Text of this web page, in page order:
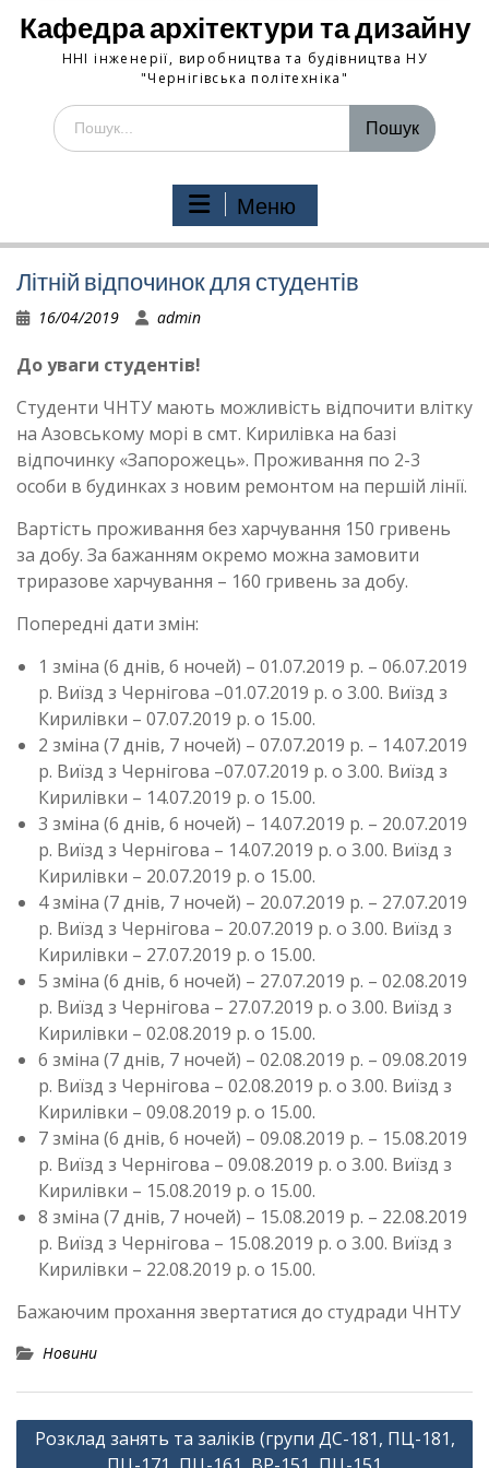
Кафедра архітектури та дизайну
ННІ інженерії, виробництва та будівництва НУ
"Чернігівська політехніка"
Шукати:
Меню
Літній відпочинок для студентів
16/04/2019 admin
До уваги студентів!
Студенти ЧНТУ мають можливість відпочити влітку
на Азовському морі в смт. Кирилівка на базі
відпочинку «Запорожець». Проживання по 2-3
особи в будинках з новим ремонтом на першій лінії.
Вартість проживання без харчування 150 гривень
за добу. За бажанням окремо можна замовити
триразове харчування – 160 гривень за добу.
Попередні дати змін:
1 зміна (6 днів, 6 ночей) – 01.07.2019 р. – 06.07.2019
р. Виїзд з Чернігова –01.07.2019 р. о 3.00. Виїзд з
Кирилівки – 07.07.2019 р. о 15.00.
2 зміна (7 днів, 7 ночей) – 07.07.2019 р. – 14.07.2019
р. Виїзд з Чернігова –07.07.2019 р. о 3.00. Виїзд з
Кирилівки – 14.07.2019 р. о 15.00.
3 зміна (6 днів, 6 ночей) – 14.07.2019 р. – 20.07.2019
р. Виїзд з Чернігова – 14.07.2019 р. о 3.00. Виїзд з
Кирилівки – 20.07.2019 р. о 15.00.
4 зміна (7 днів, 7 ночей) – 20.07.2019 р. – 27.07.2019
р. Виїзд з Чернігова – 20.07.2019 р. о 3.00. Виїзд з
Кирилівки – 27.07.2019 р. о 15.00.
5 зміна (6 днів, 6 ночей) – 27.07.2019 р. – 02.08.2019
р. Виїзд з Чернігова – 27.07.2019 р. о 3.00. Виїзд з
Кирилівки – 02.08.2019 р. о 15.00.
6 зміна (7 днів, 7 ночей) – 02.08.2019 р. – 09.08.2019
р. Виїзд з Чернігова – 02.08.2019 р. о 3.00. Виїзд з
Кирилівки – 09.08.2019 р. о 15.00.
7 зміна (6 днів, 6 ночей) – 09.08.2019 р. – 15.08.2019
р. Виїзд з Чернігова – 09.08.2019 р. о 3.00. Виїзд з
Кирилівки – 15.08.2019 р. о 15.00.
8 зміна (7 днів, 7 ночей) – 15.08.2019 р. – 22.08.2019
р. Виїзд з Чернігова – 15.08.2019 р. о 3.00. Виїзд з
Кирилівки – 22.08.2019 р. о 15.00.
Бажаючим прохання звертатися до студради ЧНТУ
Новини
Навігація
Розклад занять та заліків (групи ДС-181, ПЦ-181,